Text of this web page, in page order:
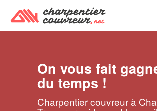
On vous fait
du temps !
Charpentier couvreur à